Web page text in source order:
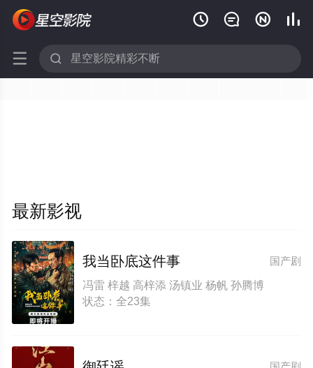
   
 
最新影视
国产剧
我当卧底这件事
冯雷 梓越 高梓添 汤镇业 杨帆 孙腾博
状态：全23集